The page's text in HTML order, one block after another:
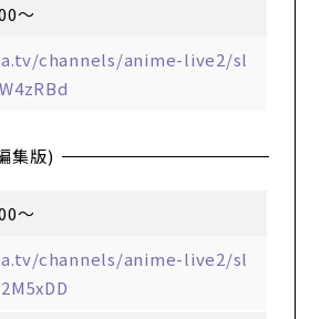
～
channels/anime-live2/sl
集版)
～
channels/anime-live2/sl